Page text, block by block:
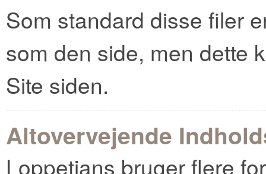
Som standard disse filer
som den side, men dette
Site siden.
Altovervejende
Loppetjans bruger flere